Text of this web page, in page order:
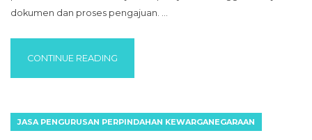
dokumen dan proses pengajuan. …
CONTINUE READING
JASA PENGURUSAN PERPINDAHAN KEWARGANEGARAAN